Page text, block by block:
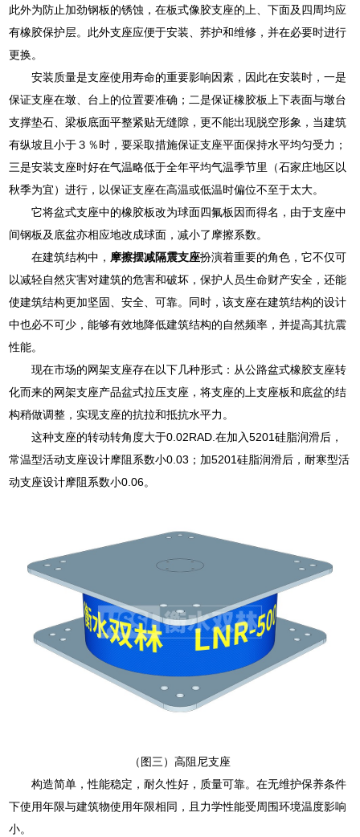
此外为防止加劲钢板的锈蚀，在板式像胶支座的上、下面及四周均应
有橡胶保护层。此外支座应便于安装、荞护和维修，并在必要时进行
更换。
安装质量是支座使用寿命的重要影响因素，因此在安装时，一是
保证支座在墩、台上的位置要准确；二是保证橡胶板上下表面与墩台
支撑垫石、梁板底面平整紧贴无缝隙，更不能出现脱空形象，当建筑
有纵坡且小于３％时，要采取措施保证支座平面保持水平均匀受力；
三是安装支座时好在气温略低于全年平均气温季节里（石家庄地区以
秋季为宜）进行，以保证支座在高温或低温时偏位不至于太大。
它将盆式支座中的橡胶板改为球面四氟板因而得名，由于支座中
间钢板及底盆亦相应地改成球面，减小了摩擦系数。
在建筑结构中， 摩擦摆减隔震支座扮演着重要的角色，它不仅可
以减轻自然灾害对建筑的危害和破坏，保护人员生命财产安全，还能
使建筑结构更加坚固、安全、可靠。同时，该支座在建筑结构的设计
中也必不可少，能够有效地降低建筑结构的自然频率，并提高其抗震
性能。
现在市场的网架支座存在以下几种形式：从公路盆式橡胶支座转
化而来的网架支座产品盆式拉压支座，将支座的上支座板和底盆的结
构稍做调整，实现支座的抗拉和抵抗水平力。
这种支座的转动转角度大于0.02RAD.在加入5201硅脂润滑后，
常温型活动支座设计摩阻系数小0.03；加5201硅脂润滑后，耐寒型活
动支座设计摩阻系数小0.06。
（图三）高阻尼支座
构造简单，性能稳定，耐久性好，质量可靠。在无维护保养条件
下使用年限与建筑物使用年限相同，且力学性能受周围环境温度影响
小。